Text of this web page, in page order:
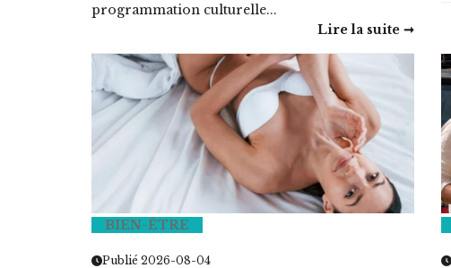
programmation culturelle...
Lire la suite ➞
BIEN-ÊTRE
Publié 2026-08-04